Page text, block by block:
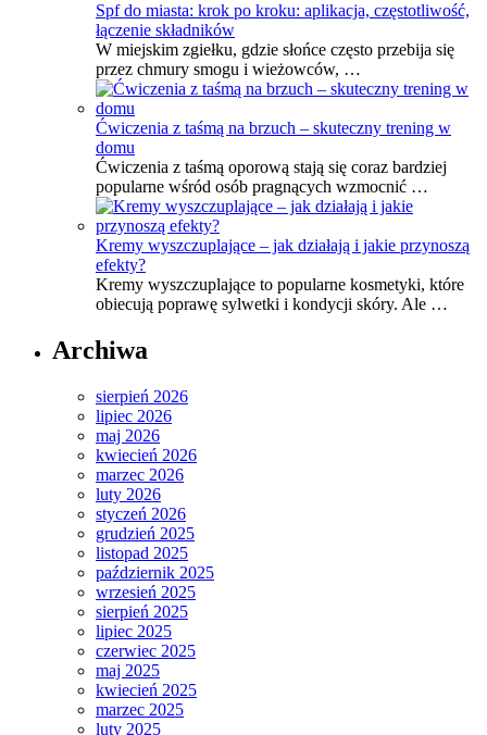
Spf do miasta: krok po kroku: aplikacja, częstotliwość,
łączenie składników
W miejskim zgiełku, gdzie słońce często przebija się
przez chmury smogu i wieżowców, …
Ćwiczenia z taśmą na brzuch – skuteczny trening w
domu
Ćwiczenia z taśmą oporową stają się coraz bardziej
popularne wśród osób pragnących wzmocnić …
Kremy wyszczuplające – jak działają i jakie przynoszą
efekty?
Kremy wyszczuplające to popularne kosmetyki, które
obiecują poprawę sylwetki i kondycji skóry. Ale …
Archiwa
sierpień 2026
lipiec 2026
maj 2026
kwiecień 2026
marzec 2026
luty 2026
styczeń 2026
grudzień 2025
listopad 2025
październik 2025
wrzesień 2025
sierpień 2025
lipiec 2025
czerwiec 2025
maj 2025
kwiecień 2025
marzec 2025
luty 2025